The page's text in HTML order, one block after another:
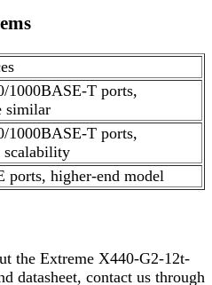
1000BASE-T ports,
similar
1000BASE-T ports,
scalability
ports, higher-end model
the Extreme X440-G2-12t-
datasheet, contact us through